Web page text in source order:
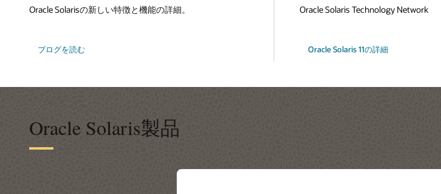
Oracle Solarisの新しい特徴と機能の詳細。
ブログを読む
Oracle Solaris Technology Network
Oracle Solaris 11の詳細
Oracle Solaris製品